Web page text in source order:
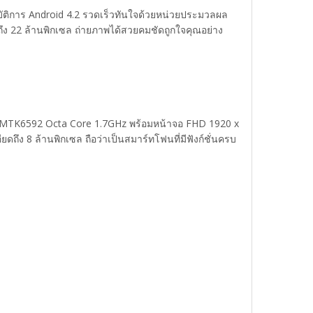
การ Android 4.2 รวดเร็วทันใจด้วยหน่วยประมวลผล
22 ล้านพิกเซล ถ่ายภาพได้สวยคมชัดถูกใจคุณอย่าง
Octa Core 1.7GHz พร้อมหน้าจอ FHD 1920 x
ดถึง 8 ล้านพิกเซล ถือว่าเป็นสมาร์ทโฟนที่มีฟังก์ชั่นครบ